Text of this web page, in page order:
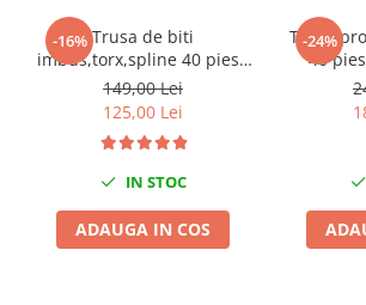
Nissan
Opel-16% Trusa de biti
imbus,torx,spline 40 piese
YATO
149,00 Lei
125,00 Lei
IN STOC
ADAUGA IN COS
-24%
Trusa
40